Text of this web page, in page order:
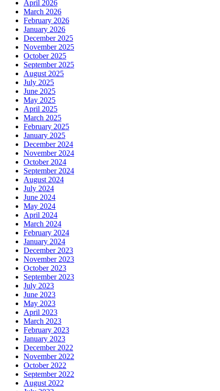
April 2026
March 2026
February 2026
January 2026
December 2025
November 2025
October 2025
September 2025
August 2025
July 2025
June 2025
May 2025
April 2025
March 2025
February 2025
January 2025
December 2024
November 2024
October 2024
September 2024
August 2024
July 2024
June 2024
May 2024
April 2024
March 2024
February 2024
January 2024
December 2023
November 2023
October 2023
September 2023
July 2023
June 2023
May 2023
April 2023
March 2023
February 2023
January 2023
December 2022
November 2022
October 2022
September 2022
August 2022